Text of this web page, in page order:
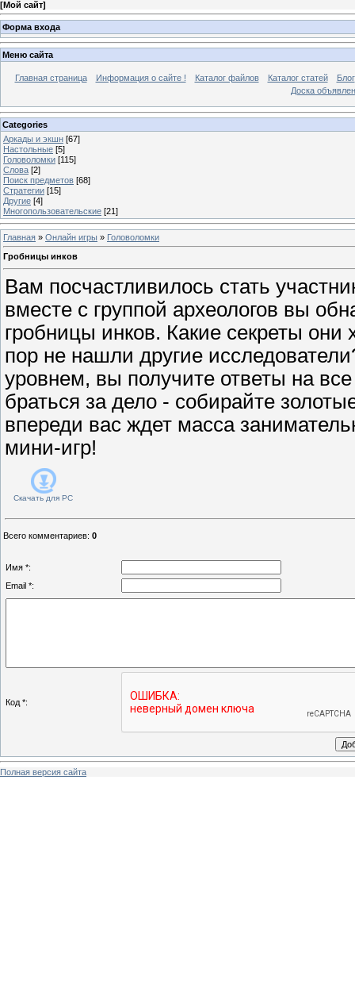
[Мой сайт]
Форма входа
Меню сайта
Главная страница Информация о сайте ! Каталог файлов Каталог статей
Блог
Доска
Categories
Аркады и экшн [67]
Настольные [5]
Головоломки [115]
Слова [2]
Поиск предметов [68]
Стратегии [15]
Другие [4]
Многопользовательские [21]
Главная » Онлайн игры » Головоломки
Гробницы инков
Вам посчастливилось стать
вместе с группой археологов вы
гробницы инков. Какие секреты
пор не нашли другие
уровнем, вы получите ответы на
браться за дело - собирайте
впереди вас ждет масса
мини-игр!
Скачать для PC
Всего комментариев: 0
Имя *:
Email *:
Код *:
Полная версия сайта